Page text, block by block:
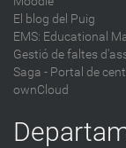
El blog del Puig
EMS: Educational
Gestió de faltes
Saga - Portal de
ownCloud